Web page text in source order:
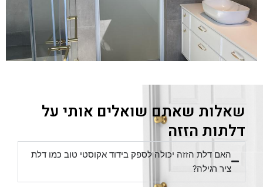
שאלות שאתם שואלים אותי על
דלתות הזזה
האם דלת הזזה יכולה לספק בידוד אקוסטי טוב כמו דלת
ציר רגילה?